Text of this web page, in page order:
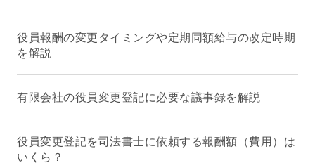
役員報酬の変更タイミングや定期同額給与の改定時期
を解説
有限会社の役員変更登記に必要な議事録を解説
役員変更登記を司法書士に依頼する報酬額（費用）は
いくら？